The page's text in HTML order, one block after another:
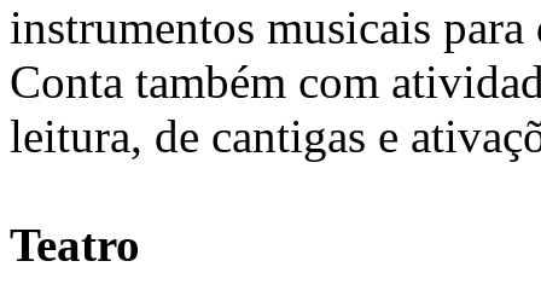
instrumentos musicais
Conta também com
leitura, de cantigas e
Teatro